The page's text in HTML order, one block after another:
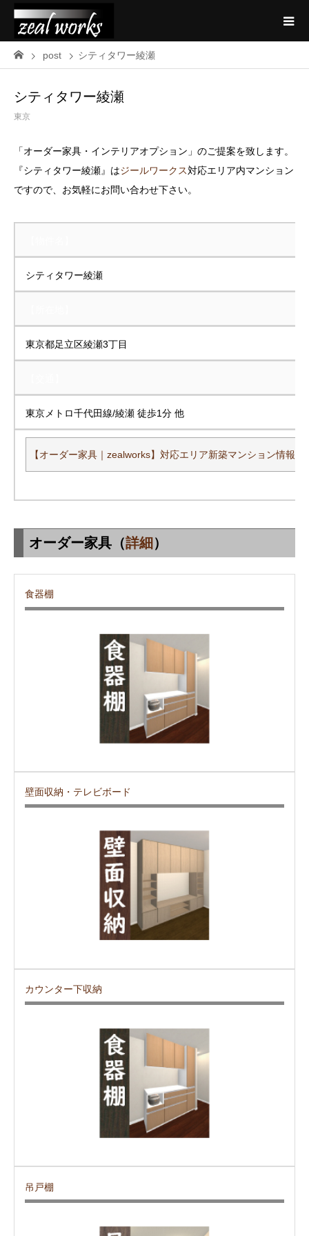
post シティタワー綾瀬
シティタワー綾瀬
東京
「オーダー家具・インテリアオプション」のご提案を致します。
『シティタワー綾瀬』はジールワークス対応エリア内マンション
ですので、お気軽にお問い合わせ下さい。
シティタワー綾瀬
東京都足立区綾瀬3丁目
東京メトロ千代田線/綾瀬 徒歩1分 他
【オーダー家具｜zealworks】対応エリア新築マンション情報一
オーダー家具（詳細 ）
食器棚
壁面収納・テレビボード
カウンター下収納
吊戸棚